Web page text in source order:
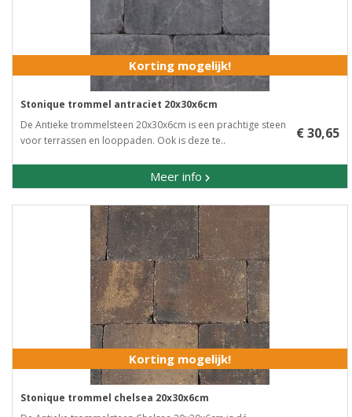
Korting mogelijk!
Stonique trommel antraciet 20x30x6cm
De Antieke trommelsteen 20x30x6cm is een prachtige steen
voor terrassen en looppaden. Ook is deze te..
Meer info
€ 30,65
Korting mogelijk!
Stonique trommel chelsea 20x30x6cm